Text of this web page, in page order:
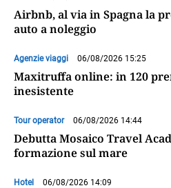
Airbnb, al via in Spagna la
auto a noleggio
Agenzie viaggi 06/08/2026 15:25
Maxitruffa online: in 120
inesistente
Tour operator 06/08/2026 14:44
Debutta Mosaico Travel
formazione sul mare
Hotel 06/08/2026 14:09